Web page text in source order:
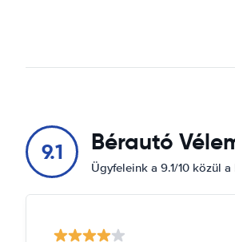
9.1 Bérautó
Ügyfeleink a 9.1/10 közül